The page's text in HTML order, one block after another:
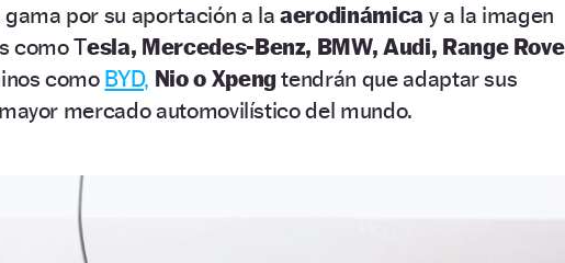
gama por su aportación a laaerodinámica y a la imagen
como Tesla, Mercedes-Benz, BMW, Audi, Range
como BYD, Nio o Xpengtendrán que adaptar sus
mercado automovilístico del mundo.